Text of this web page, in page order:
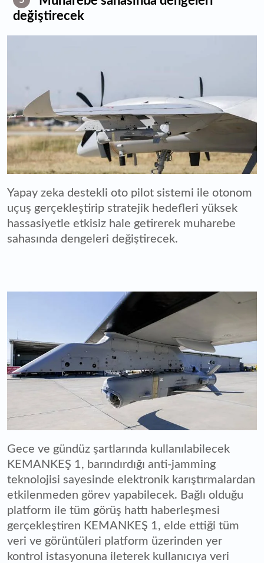
değiştirecek
Yapay zeka destekli oto pilot sistemi ile otonom
uçuş gerçekleştirip stratejik hedefleri yüksek
hassasiyetle etkisiz hale getirerek muharebe
sahasında dengeleri değiştirecek.
Gece ve gündüz şartlarında kullanılabilecek
KEMANKEŞ 1, barındırdığı anti-jamming
teknolojisi sayesinde elektronik karıştırmalardan
etkilenmeden görev yapabilecek. Bağlı olduğu
platform ile tüm görüş hattı haberleşmesi
gerçekleştiren KEMANKEŞ 1, elde ettiği tüm
veri ve görüntüleri platform üzerinden yer
kontrol istasyonuna ileterek kullanıcıya veri